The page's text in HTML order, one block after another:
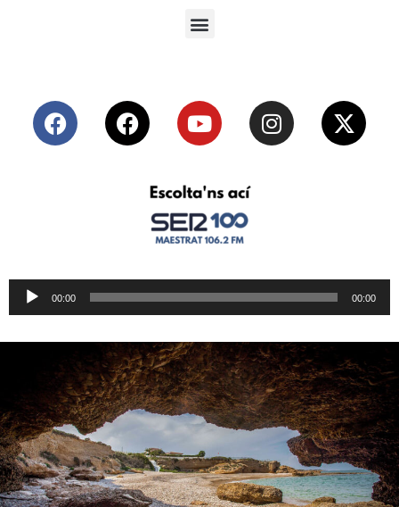
Reproductor
de
00:00 00:00